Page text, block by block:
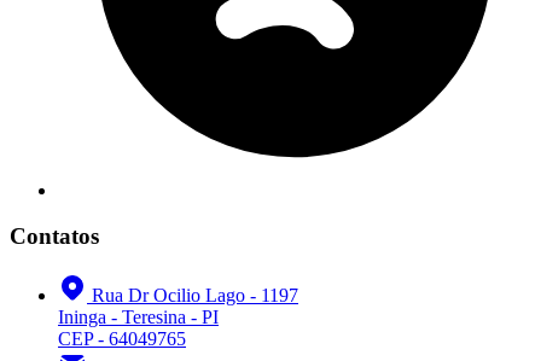
Contatos
Rua Dr Ocilio Lago - 1197
Ininga - Teresina - PI
CEP - 64049765